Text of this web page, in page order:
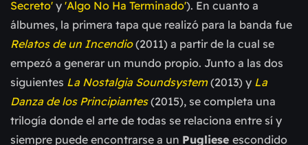
Secreto' y 'Algo No Ha Terminado'). En cuanto a
álbumes, la primera tapa que realizó para la banda fue
Relatos de un Incendio(2011) a partir de la cual se
empezó a generar un mundo propio. Junto a las dos
siguientes La Nostalgia Soundsystem(2013) y La
Danza de los Principiantes(2015), se completa una
trilogía donde el arte de todas se relaciona entre sí y
siempre puede encontrarse a un Pugliese escondido